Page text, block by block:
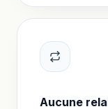
Aucune